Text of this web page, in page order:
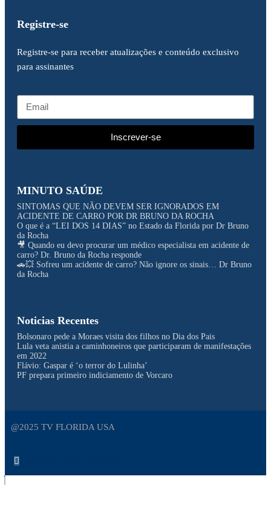
Registre-se
Registre-se para receber atualizações e conteúdo exclusivo
para assinantes
Inscrever-se
MINUTO SAÚDE
SINTOMAS QUE NÃO DEVEM SER IGNORADOS EM
ACIDENTE DE CARRO POR DR BRUNO DA ROCHA
O que é a “LEI DOS 14 DIAS” no Estado da Florida por Dr Bruno
da Rocha
🎥 Quando eu devo procurar um médico especialista em acidente de
carro? Dr. Bruno da Rocha responde
🚗💥 Sofreu um acidente de carro? Não ignore os sinais… Dr Bruno
da Rocha
Noticias Recentes
Bolsonaro pede a Moraes visita dos filhos no Dia dos Pais
Lula veta anistia a caminhoneiros que participaram de manifestações
em 2022
Flávio: Gaspar é ‘o terror do Lulinha’
PF prepara primeiro indiciamento de Vorcaro
@2025 TV FLORIDA USA